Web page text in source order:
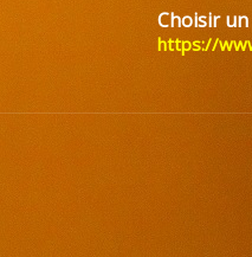
Choisir
https://